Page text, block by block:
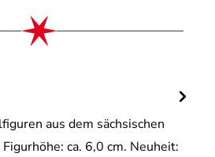
aus dem sächsischen
ca. 6,0 cm. Neuheit: